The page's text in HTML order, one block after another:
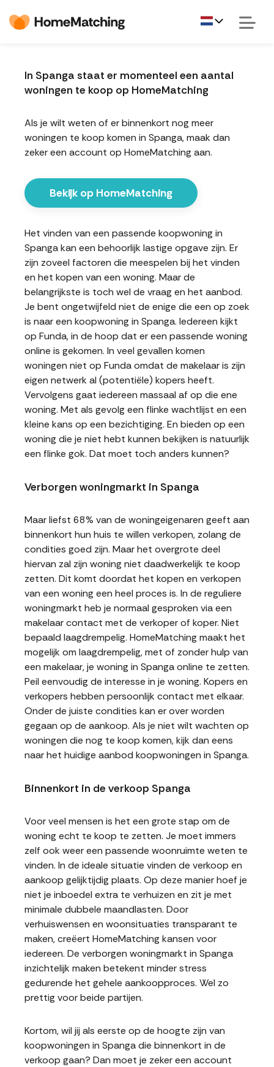
In Spanga staat er momenteel een aantal
woningen te koop op HomeMatching
Als je wilt weten of er binnenkort nog meer
woningen te koop komen in Spanga, maak dan
zeker een account op HomeMatching aan.
Bekijk op HomeMatching
Het vinden van een passende koopwoning in
Spanga kan een behoorlijk lastige opgave zijn. Er
zijn zoveel factoren die meespelen bij het vinden
en het kopen van een woning. Maar de
belangrijkste is toch wel de vraag en het aanbod.
Je bent ongetwijfeld niet de enige die een op zoek
is naar een koopwoning in Spanga. Iedereen kijkt
op Funda, in de hoop dat er een passende woning
online is gekomen. In veel gevallen komen
woningen niet op Funda omdat de makelaar is zijn
eigen netwerk al (potentiële) kopers heeft.
Vervolgens gaat iedereen massaal af op die ene
woning. Met als gevolg een flinke wachtlijst en een
kleine kans op een bezichtiging. En bieden op een
woning die je niet hebt kunnen bekijken is natuurlijk
een flinke gok. Dat moet toch anders kunnen?
Verborgen woningmarkt in Spanga
Maar liefst 68% van de woningeigenaren geeft aan
binnenkort hun huis te willen verkopen, zolang de
condities goed zijn. Maar het overgrote deel
hiervan zal zijn woning niet daadwerkelijk te koop
zetten. Dit komt doordat het kopen en verkopen
van een woning een heel proces is. In de reguliere
woningmarkt heb je normaal gesproken via een
makelaar contact met de verkoper of koper. Niet
bepaald laagdrempelig. HomeMatching maakt het
mogelijk om laagdrempelig, met of zonder hulp van
een makelaar, je woning in Spanga online te zetten.
Peil eenvoudig de interesse in je woning. Kopers en
verkopers hebben persoonlijk contact met elkaar.
Onder de juiste condities kan er over worden
gegaan op de aankoop. Als je niet wilt wachten op
woningen die nog te koop komen, kijk dan eens
naar het huidige aanbod koopwoningen in Spanga.
Binnenkort in de verkoop Spanga
Voor veel mensen is het een grote stap om de
woning echt te koop te zetten. Je moet immers
zelf ook weer een passende woonruimte weten te
vinden. In de ideale situatie vinden de verkoop en
aankoop gelijktijdig plaats. Op deze manier hoef je
niet je inboedel extra te verhuizen en zit je met
minimale dubbele maandlasten. Door
verhuiswensen en woonsituaties transparant te
maken, creëert HomeMatching kansen voor
iedereen. De verborgen woningmarkt in Spanga
inzichtelijk maken betekent minder stress
gedurende het gehele aankoopproces. Wel zo
prettig voor beide partijen.
Kortom, wil jij als eerste op de hoogte zijn van
koopwoningen in Spanga die binnenkort in de
verkoop gaan? Dan moet je zeker een account